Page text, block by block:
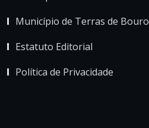
Município de Terras de Bouro
Estatuto Editorial
Política de Privacidade